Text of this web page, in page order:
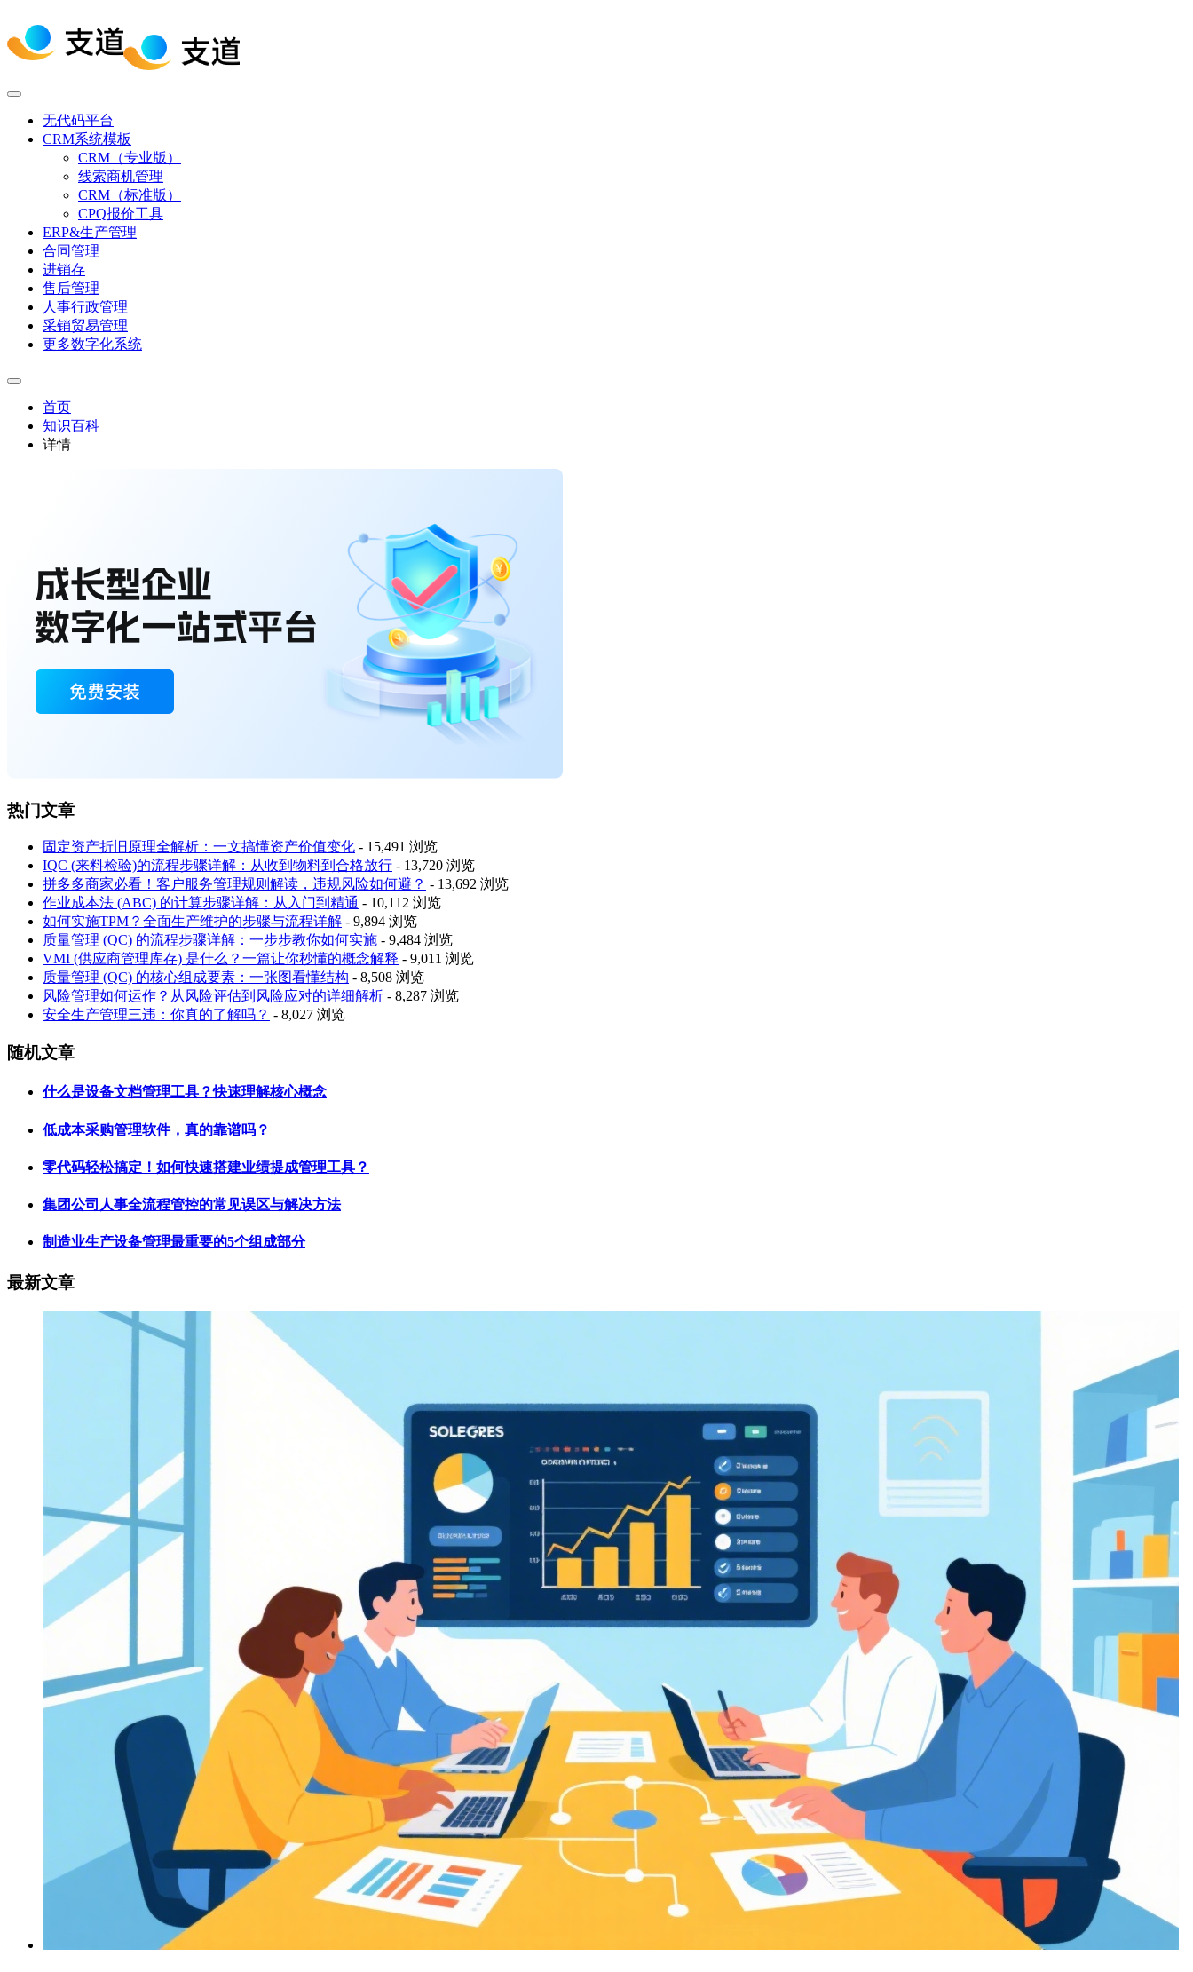
无代码平台
CRM系统模板
CRM（专业版）
线索商机管理
CRM（标准版）
CPQ报价工具
ERP&生产管理
合同管理
进销存
售后管理
人事行政管理
采销贸易管理
更多数字化系统
首页
知识百科
详情
热门文章
固定资产折旧原理全解析：一文搞懂资产价值变化 - 15,491 浏览
IQC (来料检验)的流程步骤详解：从收到物料到合格放行 - 13,720 浏览
拼多多商家必看！客户服务管理规则解读，违规风险如何避？ - 13,692 浏览
作业成本法 (ABC) 的计算步骤详解：从入门到精通 - 10,112 浏览
如何实施TPM？全面生产维护的步骤与流程详解 - 9,894 浏览
质量管理 (QC) 的流程步骤详解：一步步教你如何实施 - 9,484 浏览
VMI (供应商管理库存) 是什么？一篇让你秒懂的概念解释 - 9,011 浏览
质量管理 (QC) 的核心组成要素：一张图看懂结构 - 8,508 浏览
风险管理如何运作？从风险评估到风险应对的详细解析 - 8,287 浏览
安全生产管理三违：你真的了解吗？ - 8,027 浏览
随机文章
什么是设备文档管理工具？快速理解核心概念
低成本采购管理软件，真的靠谱吗？
零代码轻松搞定！如何快速搭建业绩提成管理工具？
集团公司人事全流程管控的常见误区与解决方法
制造业生产设备管理最重要的5个组成部分
最新文章